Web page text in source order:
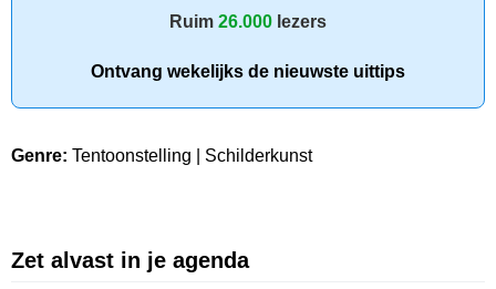
Ruim 26.000 lezers
Ontvang wekelijks de nieuwste uittips
Genre: Tentoonstelling | Schilderkunst
Zet alvast in je agenda